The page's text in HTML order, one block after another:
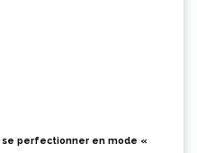
se perfectionner en mode «